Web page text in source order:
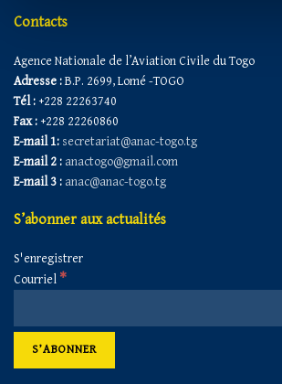
Contacts
Agence Nationale de l’Aviation Civile du Togo
Adresse :B.P. 2699, Lomé -TOGO
Tél : +228 22263740
Fax : +228 22260860
E-mail 1: secretariat@anac-togo.tg
E-mail 2 : anactogo@gmail.com
E-mail 3 : anac@anac-togo.tg
S’abonner aux actualités
S'enregistrer
Courriel*